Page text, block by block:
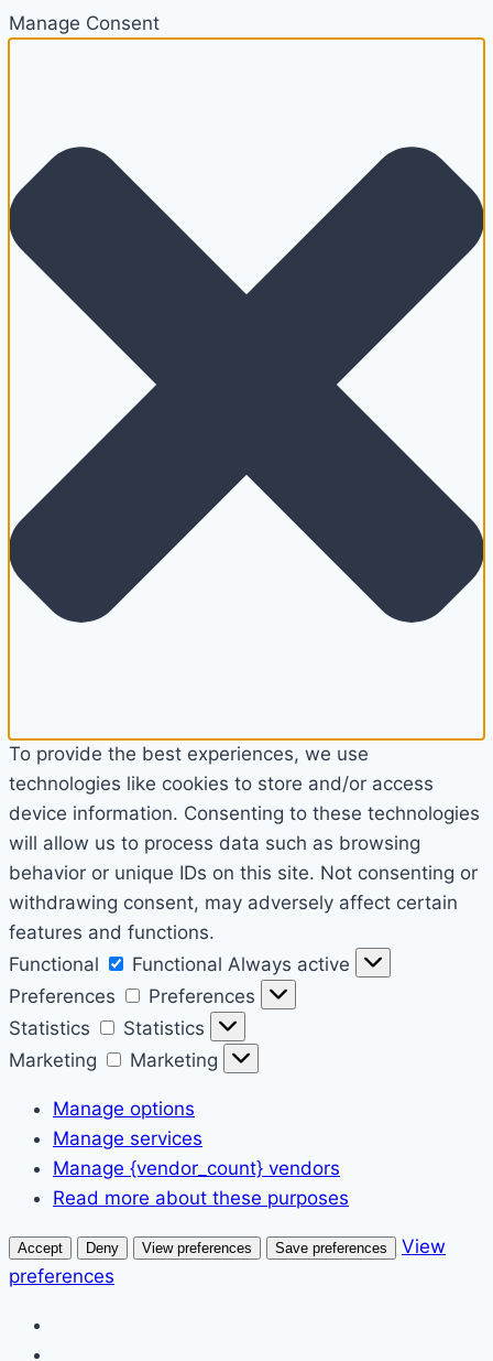
Manage Consent
To provide the best experiences, we use
technologies like cookies to store and/or access
device information. Consenting to these technologies
will allow us to process data such as browsing
behavior or unique IDs on this site. Not consenting or
withdrawing consent, may adversely affect certain
features and functions.
Functional
Functional Always active
Preferences
Preferences
Statistics
Statistics
Marketing
Marketing
Manage options
Manage services
Manage {vendor_count} vendors
Read more about these purposes
Accept Deny View preferences Save preferences
View
preferences